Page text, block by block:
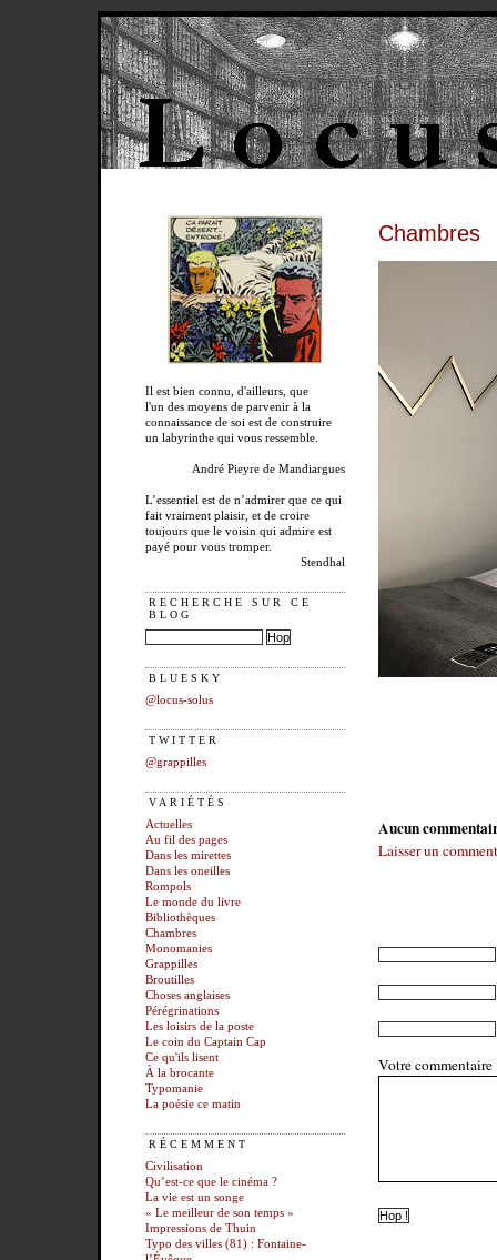
Il est bien connu, d'ailleurs, que
l'un des moyens de parvenir à la
connaissance de soi est de construire
un labyrinthe qui vous ressemble.
André Pieyre de Mandiargues
L’essentiel est de n’admirer que ce qui
fait vraiment plaisir, et de croire
toujours que le voisin qui admire est
payé pour vous tromper.
Stendhal
RECHERCHE SUR CE
BLOG
BLUESKY
@locus-solus
TWITTER
@grappilles
VARIÉTÉS
Actuelles
Au fil des pages
Dans les mirettes
Dans les oneilles
Rompols
Le monde du livre
Bibliothèques
Chambres
Monomanies
Grappilles
Broutilles
Choses anglaises
Pérégrinations
Les loisirs de la poste
Le coin du Captain Cap
Ce qu'ils lisent
À la brocante
Typomanie
La poésie ce matin
RÉCEMMENT
Civilisation
Qu’est-ce que le cinéma ?
La vie est un songe
« Le meilleur de son temps »
Impressions de Thuin
Typo des villes (81) : Fontaine-
Chambres
Aucun
Laisser un
Votre commentaire